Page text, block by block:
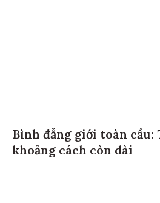
Bình đẳng giới toàn cầu:
khoảng cách còn dài